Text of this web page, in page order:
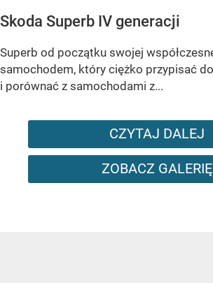
Skoda Superb IV generacji
Superb od początku swojej
samochodem, który ciężko przypisać
i porównać z samochodami z...
CZYTAJ DALEJ
ZOBACZ GALERIĘ